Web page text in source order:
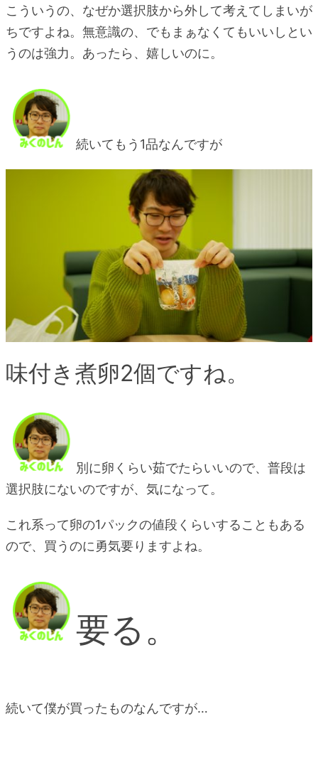
こういうの、なぜか選択肢から外して考えてしまいが
ちですよね。無意識の、でもまぁなくてもいいしとい
うのは強力。あったら、嬉しいのに。
続いてもう1品なんですが
味付き煮卵2個ですね。
別に卵くらい茹でたらいいので、普段は
選択肢にないのですが、気になって。
これ系って卵の1パックの値段くらいすることもある
ので、買うのに勇気要りますよね。
要る。
続いて僕が買ったものなんですが…